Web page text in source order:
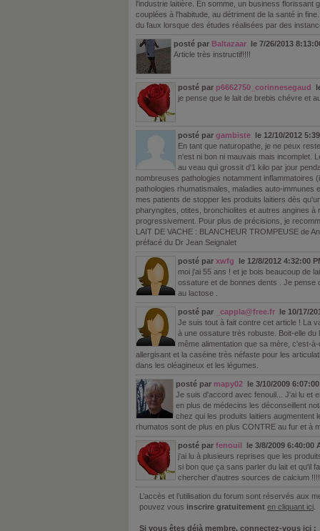
l'industrie laitière. En somme, un business florissant
couplées à l'habitude, au détriment de la santé in
du faux lorsque des études réalisées par des
posté par Baltazaar le 7/26/2013
Article très instructif!!!!
posté par p6662750_corinnesegaud
je pense que le lait de brebis chévre et
posté par gambiste le 12/10/2012
En tant que naturopathe, je ne peux
n'est ni bon ni mauvais mais incomplet.
au veau qui grossit d'1 kilo par jour
nombreuses pathologies notamment inflammatoires
pathologies rhumatismales, maladies auto-immunes
mes patients de stopper les produits laitiers dès
pharyngites, otites, bronchiolites et autres angines à
progressivement. Pour plus de précisions, je
LAIT DE VACHE : BLANCHEUR TROMPEUSE de
préfacé du Dr Jean Seignalet
posté par xwfg le 12/8/2012 4:32:00
moi j'ai 55 ans ! et je bois beaucoup de
ossature et de bonnes dents . Je pense
au lactose .
posté par _cappla@free.fr le 10/17/
Je suis tout à fait contre cet article ! La
à une ossature très robuste. Boit-elle du
même alimentation que sa mère, c'est-
allergisant et la caséine très néfaste pour les
dans les oléagineux et les légumes.
posté par mapy02 le 3/10/2009
Je suis d'accord avec fenouil... J'ai lu et
en plus de médecins les déconseillent
chez qui les produits laitiers augmentent
rhumatos sont de plus en plus CONTRE au fur et à
posté par fenouil
le 3/8/2009 6:40:00
j'ai lu à plusieurs reprises que les
si bon que ça sans parler du lait et qu'il
chercher d'autres sources de calcium
L’accès et l’utilisation du forum sont réservés aux
pouvez vous inscrire gratuitement en cliquant ici
Si vous êtes déjà membre, connectez-vous ici :